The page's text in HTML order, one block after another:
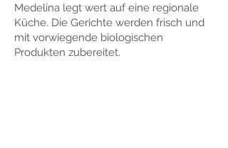
Medelina legt wert auf eine regionale
Küche. Die Gerichte werden frisch und
mit vorwiegende biologischen
Produkten zubereitet.